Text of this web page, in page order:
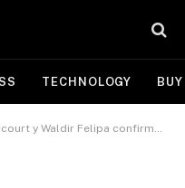
TECHNOLOGY
su relación con romántica foto: “Supe con verte que viviría en tus ojos”